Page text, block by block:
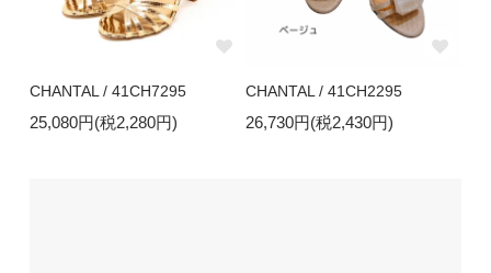
CHANTAL / 41CH7295
25,080円(税2,280円)
CHANTAL / 41CH2295
26,730円(税2,430円)